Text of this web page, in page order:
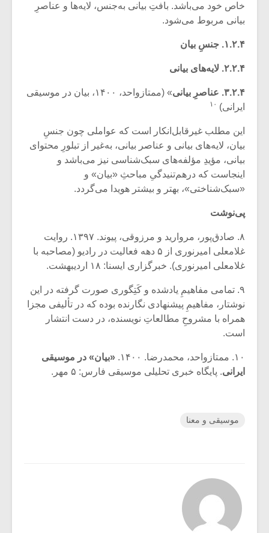
خاص خود می‌باشد. بافتِ بیانی به‌جنس، لایه‌ها و عناصرِ
بیانی مربوط می‌شود.
۱.۲.۴. جنسِ بیان
۲.۲.۴. لایه‌های بیانی
۳.۲.۴. عناصرِ بیانی
» (ممتازواحد، ۱۴۰۰، بیان در موسیقی
ایرانی) ۱۰
این مطلب غیرقابل‌انکار است که عواملی چون جنسِ
بیان، لایه‌های بیانی و عناصر بیانی، به‌غیر از تبلورِ محتوای
بیانی، مؤیدِ مؤلفه‌های سبک‌شناسی نیز می‌باشد و
اینجاست که درهم‌تنیدگیِ مباحثِ «بیان» و
«سبک‌شناختی»، بهتر و بیشتر هویدا می‌گردد.
پی‌نوشت
۸. صادق‌پور، مروارید و مرزوقی، پیوند. ۱۳۹۷. روایت
غلامعلی امیرنوری از ۵ دهه فعالیت در رادیو (مصاحبه با
غلامعلی امیرنوری). خبرگزاری ایسنا: ۱۸ اردیبهشت.
۹. تمامی مفاهیمِ یادشده و کَتِگوری صورت گرفته در این
نوشتار، مفاهیمِ پیشنهادی نگارنده بوده که در تألیفی مجزا
همراه با مشروحِ مطالعاتِ نویسنده، در دست انتشار
است.
۱۰. ممتازواحد، محمدرضا. ۱۴۰۰.
«بیان» در موسیقی
ایرانی. پایگاه خبری تحلیلی موسیقی فارس: ۵ مهر.
موسیقی و معنا